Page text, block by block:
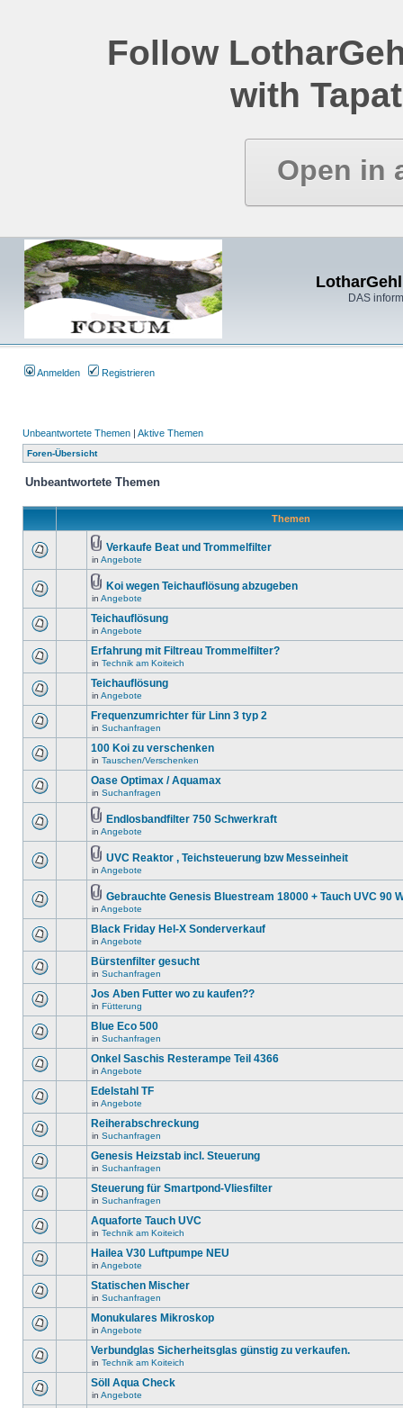
Follow
with
Open in
DAS
Anmelden Registrieren
Unbeantwortete Themen | Aktive Themen
Foren-Übersicht
Unbeantwortete Themen
Themen
Verkaufe Beat und Trommelfilter
in Angebote
Koi wegen Teichauflösung abzugeben
in Angebote
Teichauflösung
in Angebote
Erfahrung mit Filtreau Trommelfilter?
in Technik am Koiteich
Teichauflösung
in Angebote
Frequenzumrichter für Linn 3 typ 2
in Suchanfragen
100 Koi zu verschenken
in Tauschen/Verschenken
Oase Optimax / Aquamax
in Suchanfragen
Endlosbandfilter 750 Schwerkraft
in Angebote
UVC Reaktor , Teichsteuerung bzw Messeinheit
in Angebote
Gebrauchte Genesis Bluestream 18000 + Tauch UVC 90
in Angebote
Black Friday Hel-X Sonderverkauf
in Angebote
Bürstenfilter gesucht
in Suchanfragen
Jos Aben Futter wo zu kaufen??
in Fütterung
Blue Eco 500
in Suchanfragen
Onkel Saschis Resterampe Teil 4366
in Angebote
Edelstahl TF
in Angebote
Reiherabschreckung
in Suchanfragen
Genesis Heizstab incl. Steuerung
in Suchanfragen
Steuerung für Smartpond-Vliesfilter
in Suchanfragen
Aquaforte Tauch UVC
in Technik am Koiteich
Hailea V30 Luftpumpe NEU
in Angebote
Statischen Mischer
in Suchanfragen
Monukulares Mikroskop
in Angebote
Verbundglas Sicherheitsglas günstig zu verkaufen.
in Technik am Koiteich
Söll Aqua Check
in Angebote